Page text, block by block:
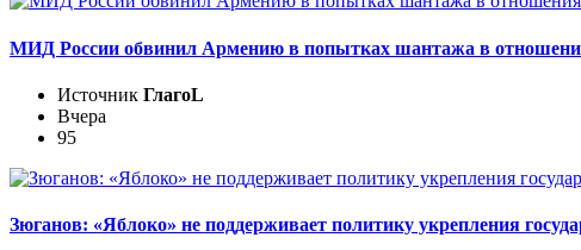
МИД России обвинил Армению в попытках шантажа в
Источник ГлагоL
Вчера
95
Зюганов: «Яблоко» не поддерживает политику укрепления